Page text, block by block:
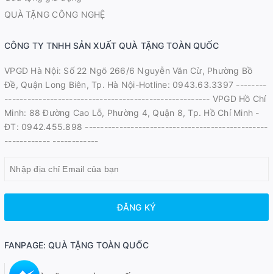
QUÀ TẶNG CÔNG NGHỆ
CÔNG TY TNHH SẢN XUẤT QUÀ TẶNG TOÀN QUỐC
VPGD Hà Nội: Số 22 Ngõ 266/6 Nguyễn Văn Cừ, Phường Bồ
Đề, Quận Long Biên, Tp. Hà Nội-Hotline: 0943.63.3397 --------
------------------------------------------------------ VPGD Hồ Chí
Minh: 88 Đường Cao Lỗ, Phường 4, Quận 8, Tp. Hồ Chí Minh -
ĐT: 0942.455.898 ------------------------------------------------
------------ ------------
ĐĂNG KÝ
FANPAGE: QUÀ TẶNG TOÀN QUỐC